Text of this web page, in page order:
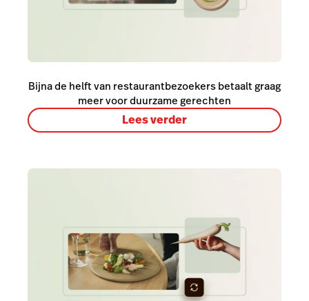
Bijna de helft van restaurantbezoekers betaalt graag
meer voor duurzame gerechten
Lees verder